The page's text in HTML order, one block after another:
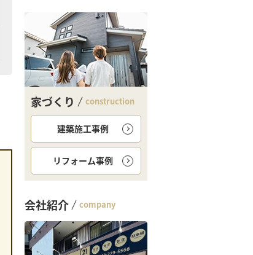
家づくり construction
建築施工事例
リフォーム事例
会社紹介 company